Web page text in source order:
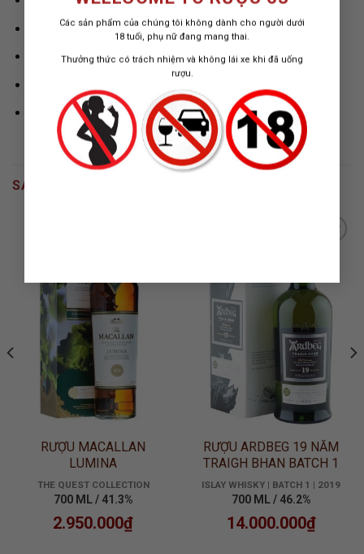
Các sản phẩm của chúng tôi không dành cho người dưới
18 tuổi, phụ nữ đang mang thai.
Thưởng thức có trách nhiệm và không lái xe khi đã uống
rượu.
Hotline/Zalo :0842.13.1818
Website:https://ruou63.com
Facebook: https://www.facebook.com/Ruou63
SẢN PHẨM TƯƠNG TỰ
ADD TO
WISHLIST
RƯỢU MACALLAN
LUMINA
THE QUEST COLLECTION
700 ML / 41.3%
2.950.000₫
ADD TO
WISHLIST
RƯỢU ARDBEG 19 NĂM
TRAIGH BHAN BATCH 1
ISLAY WHISKY | BATCH 1 | 2019
700 ML / 46.2%
14.000.000₫